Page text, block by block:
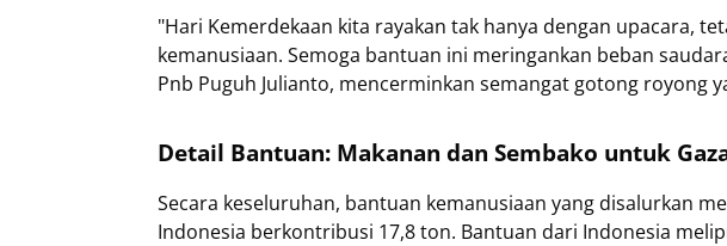
"Hari Kemerdekaan kita rayakan tak hanya dengan upacara,
kemanusiaan. Semoga bantuan ini meringankan beban
Pnb Puguh Julianto, mencerminkan semangat gotong royong
Detail Bantuan: Makanan dan Sembako untuk
Secara keseluruhan, bantuan kemanusiaan yang disalurkan
Indonesia berkontribusi 17,8 ton. Bantuan dari Indonesia